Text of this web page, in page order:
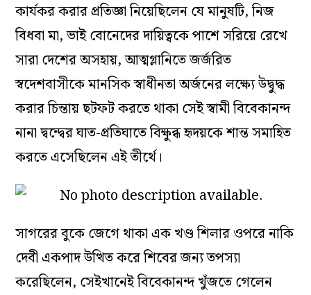
কার্যকর করার প্রতিজ্ঞা নিয়েছিলেন যে মানুষটি, নিজ
বিধবা মা, ভাই বোনেদের দায়িত্বকে পাশে সরিয়ে রেখে
সারা দেশের অসহায়, আত্মগ্লানিতে জর্জরিত
স্বদেশবাসীকে মানসিক স্বাধীনতা অর্জনের লক্ষ্যে উদ্বুদ্ধ
করার চিন্তায় ছটফট করতে থাকা সেই স্বামী বিবেকানন্দ
নানা দ্বন্দ্বের ঘাত-প্রতিঘাতে বিক্ষুব্ধ হৃদয়কে শান্ত সমাহিত
করতে এসেছিলেন এই তীর্থে।
সাগরের বুকে জেগে থাকা এক খণ্ড শিলার ওপরে নাকি
দেবী একপাদ উত্থিত করে শিবের জন্য তপস্যা
করেছিলেন, সেইখানেই বিবেকানন্দ খুঁজতে গেলেন